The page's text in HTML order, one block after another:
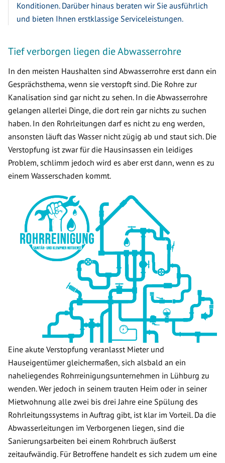
Konditionen. Darüber hinaus beraten wir Sie ausführlich
und bieten Ihnen erstklassige Serviceleistungen.
Tief verborgen liegen die Abwasserrohre
In den meisten Haushalten sind Abwasserrohre erst dann ein
Gesprächsthema, wenn sie verstopft sind. Die Rohre zur
Kanalisation sind gar nicht zu sehen. In die Abwasserrohre
gelangen allerlei Dinge, die dort rein gar nichts zu suchen
haben. In den Rohrleitungen darf es nicht zu eng werden,
ansonsten läuft das Wasser nicht zügig ab und staut sich. Die
Verstopfung ist zwar für die Hausinsassen ein leidiges
Problem, schlimm jedoch wird es aber erst dann, wenn es zu
einem Wasserschaden kommt.
Eine akute Verstopfung veranlasst Mieter und
Hauseigentümer gleichermaßen, sich alsbald an ein
naheliegendes Rohrreinigungsunternehmen in Lühburg zu
wenden. Wer jedoch in seinem trauten Heim oder in seiner
Mietwohnung alle zwei bis drei Jahre eine Spülung des
Rohrleitungssystems in Auftrag gibt, ist klar im Vorteil. Da die
Abwasserleitungen im Verborgenen liegen, sind die
Sanierungsarbeiten bei einem Rohrbruch äußerst
zeitaufwändig. Für Betroffene handelt es sich zudem um eine